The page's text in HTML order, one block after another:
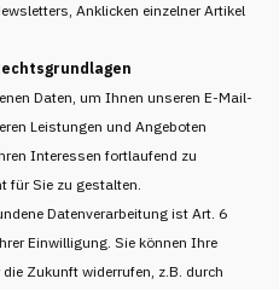
Anklicken einzelner Artikel
Daten, um Ihnen unseren E-Mail-
Leistungen und Angeboten
Interessen fortlaufend zu
für Sie zu gestalten.
Datenverarbeitung ist Art. 6
Einwilligung. Sie können Ihre
Zukunft widerrufen, z.B. durch